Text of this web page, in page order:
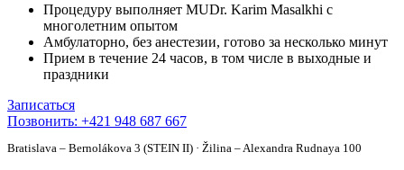
Процедуру выполняет MUDr. Karim Masalkhi с
многолетним опытом
Амбулаторно, без анестезии, готово за несколько минут
Прием в течение 24 часов, в том числе в выходные и
праздники
Записаться
Позвонить: +421 948 687 667
Bratislava – Bernolákova 3 (STEIN II) · Žilina – Alexandra Rudnaya 100